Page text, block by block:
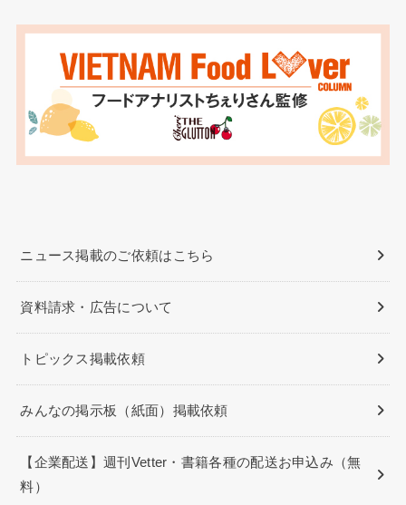
ニュース掲載のご依頼はこちら
資料請求・広告について
トピックス掲載依頼
みんなの掲示板（紙面）掲載依頼
【企業配送】週刊Vetter・書籍各種の配送お申込み（無
料）